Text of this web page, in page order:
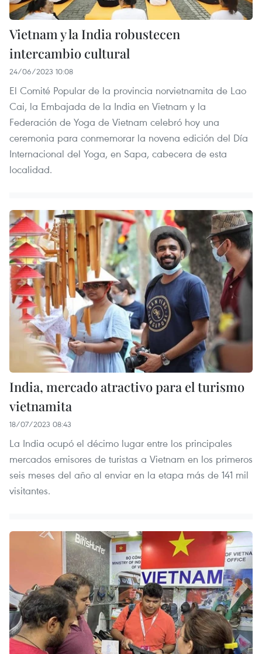
Vietnam y la India robustecen
intercambio cultural
24/06/2023 10:08
El Comité Popular de la provincia norvietnamita de Lao
Cai, la Embajada de la India en Vietnam y la
Federación de Yoga de Vietnam celebró hoy una
ceremonia para conmemorar la novena edición del Día
Internacional del Yoga, en Sapa, cabecera de esta
localidad.
India, mercado atractivo para el turismo
vietnamita
18/07/2023 08:43
La India ocupó el décimo lugar entre los principales
mercados emisores de turistas a Vietnam en los primeros
seis meses del año al enviar en la etapa más de 141 mil
visitantes.